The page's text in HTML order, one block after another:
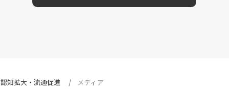
認知拡大・流通促進 メディア